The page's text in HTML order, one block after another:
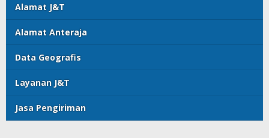
Alamat J&T
Alamat Anteraja
Data Geografis
Layanan J&T
Jasa Pengiriman